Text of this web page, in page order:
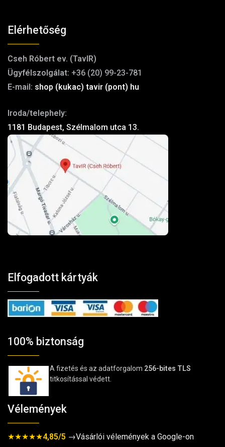
Elérhetőség
Cseh Róbert ev. (TavIR)
Ügyfélszolgálat: +36 (20) 99-23-781
E-mail: shop (kukac) tavir (pont) hu
Iroda/telephely:
1181 Budapest, Szélmalom utca 13.
Elfogadott kártyák
100% biztonság
A fizetés és az adatforgalom 256-bites TLS
titkosítással védett.
Vélemények
★★★★★4,85/5 →Vásárlói vélemények a Google-on